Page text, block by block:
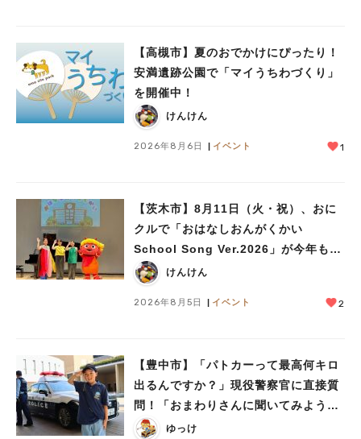
【高槻市】夏のおでかけにぴったり！
安満遺跡公園で「マイうちわづくり」
を開催中！
けんけん
2026年8月6日 イベント 1
【茨木市】8月11日（火・祝）、おに
クルで「おはなしおんがくかい
School Song Ver.2026」が今年も開
催！テーマは「学校」♪
けんけん
2026年8月5日 イベント 2
【豊中市】「パトカーって最高何キロ
出るんですか？」現役警察官に直接質
問！「おまわりさんに聞いてみよう」
に参加しました
ゆっけ